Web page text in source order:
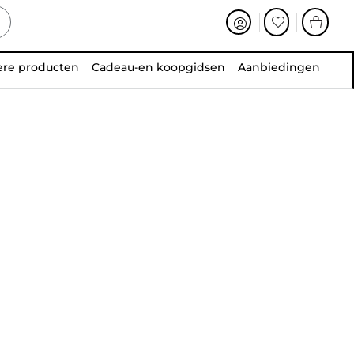
producten Cadeau-en koopgidsen Aanbiedingen